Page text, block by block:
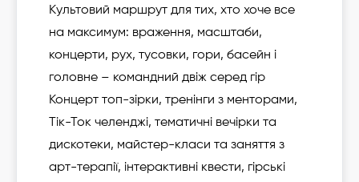
Культовий маршрут для тих, хто хоче все
на максимум: враження, масштаби,
концерти, рух, тусовки, гори, басейн і
головне – командний двіж серед гір
Концерт топ-зірки, тренінги з менторами,
Тік-Ток челенджі, тематичні вечірки та
дискотеки, майстер-класи та заняття з
арт-терапії, інтерактивні квести, гірські